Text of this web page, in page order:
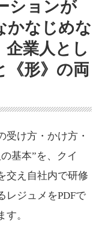
ションが
かなじめな
業人とし
《形》の両
受け方・かけ方・
基本”を、クイ
交え自社内で研修
レジュメをPDFで
。